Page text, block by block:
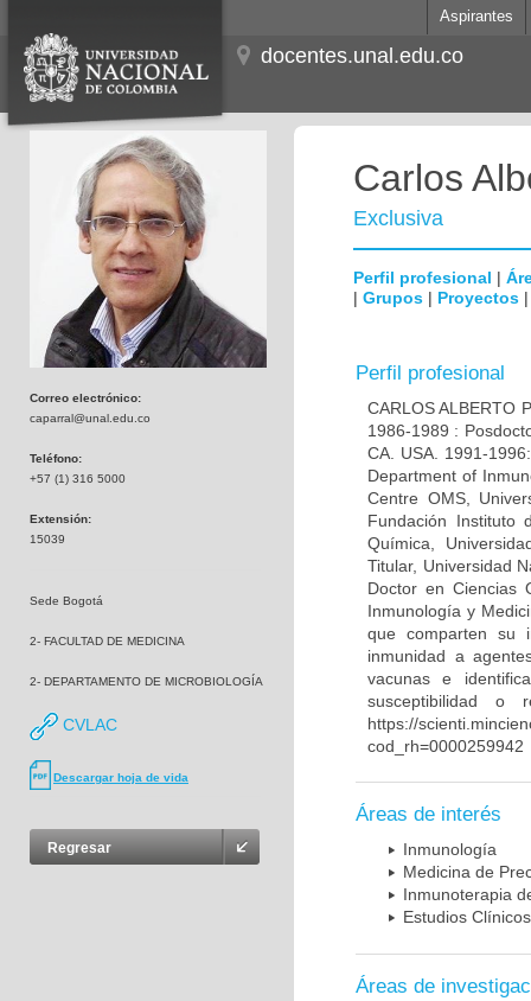
Aspirantes
docentes.unal.edu.co
Correo electrónico:
caparral@unal.edu.co
Teléfono:
+57 (1) 316 5000
Extensión:
15039
Sede Bogotá
2- FACULTAD DE MEDICINA
2- DEPARTAMENTO DE MICROBIOLOGÍA
CVLAC
Descargar hoja de vida
Regresar
Carlos
Exclusiva
Perfil profesional |
| Grupos | Proyectos
Perfil profesional
CARLOS ALBERTO
1986-1989 :
CA. USA. 1991-
Department of
Centre OMS,
Fundación Instituto
Química,
Titular, Universidad
Doctor en Ciencias
Inmunología y
que comparten su
inmunidad a
vacunas e
susceptibilidad o
https://
cod_rh=0000259942
Áreas de interés
Inmunología
Medicina de
Inmunoterapia
Estudios Clínicos
Áreas de